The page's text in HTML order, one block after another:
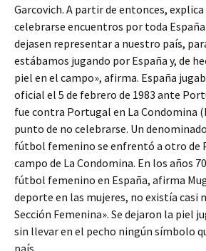
Garcovich. A partir de entonces,
celebrarse encuentros por toda
dejasen representar a nuestro país,
estábamos jugando por España y, de
piel en el campo», afirma. España
oficial el 5 de febrero de 1983 ante
fue contra Portugal en La Condomina
punto de no celebrarse. Un
fútbol femenino se enfrentó a otro de
campo de La Condomina. En los años
fútbol femenino en España, afirma
deporte en las mujeres, no existía casi
Sección Femenina». Se dejaron la piel
sin llevar en el pecho ningún símbolo
país.